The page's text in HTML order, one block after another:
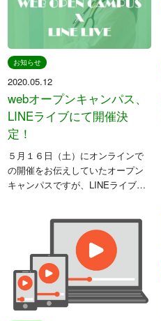
お知らせ
2020.05.12
webオープンキャンパス、
LINEライブにて開催決
定！
５月１６日（土）にオンラインで
の開催をお伝えしていたオープン
キャンパスですが、LINEライブを
生にも参加いただき、先輩からの
説明を聞くことができますのでぜ
ひご […]